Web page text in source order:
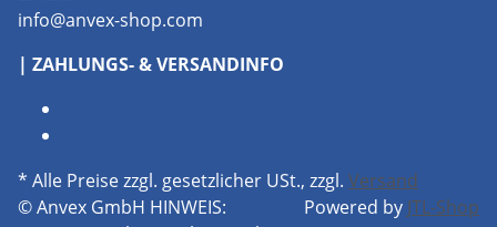
info@anvex-shop.com
| ZAHLUNGS- & VERSANDINFO
* Alle Preise zzgl. gesetzlicher USt., zzgl. Versand
© Anvex GmbH HINWEIS:
Powered by JTL-Shop